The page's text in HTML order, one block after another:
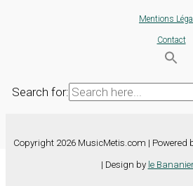
Mentions
Contact
Search for:
Copyright 2026 MusicMetis.com | Powered
| Design by le